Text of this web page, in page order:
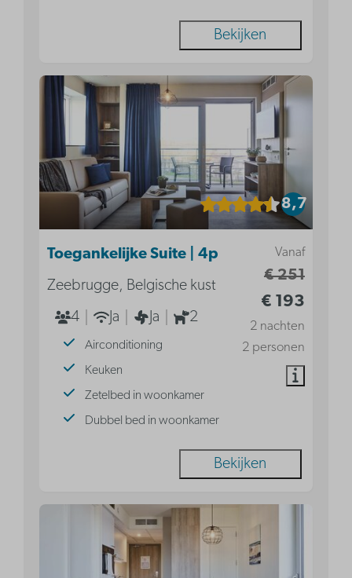
Bekijken
8,7
Vanaf
€ 251
€ 193
2 nachten
2 personen
Toegankelijke Suite | 4p
Zeebrugge, Belgische kust
4
Ja Ja 2
Airconditioning
Keuken
Zetelbed in woonkamer
Dubbel bed in woonkamer
Bekijken